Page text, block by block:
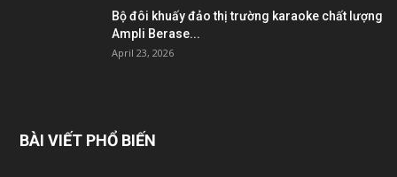
Bộ đôi khuấy đảo thị trường karaoke chất lượng
Ampli Berase...
April 23, 2026
BÀI VIẾT PHỔ BIẾN